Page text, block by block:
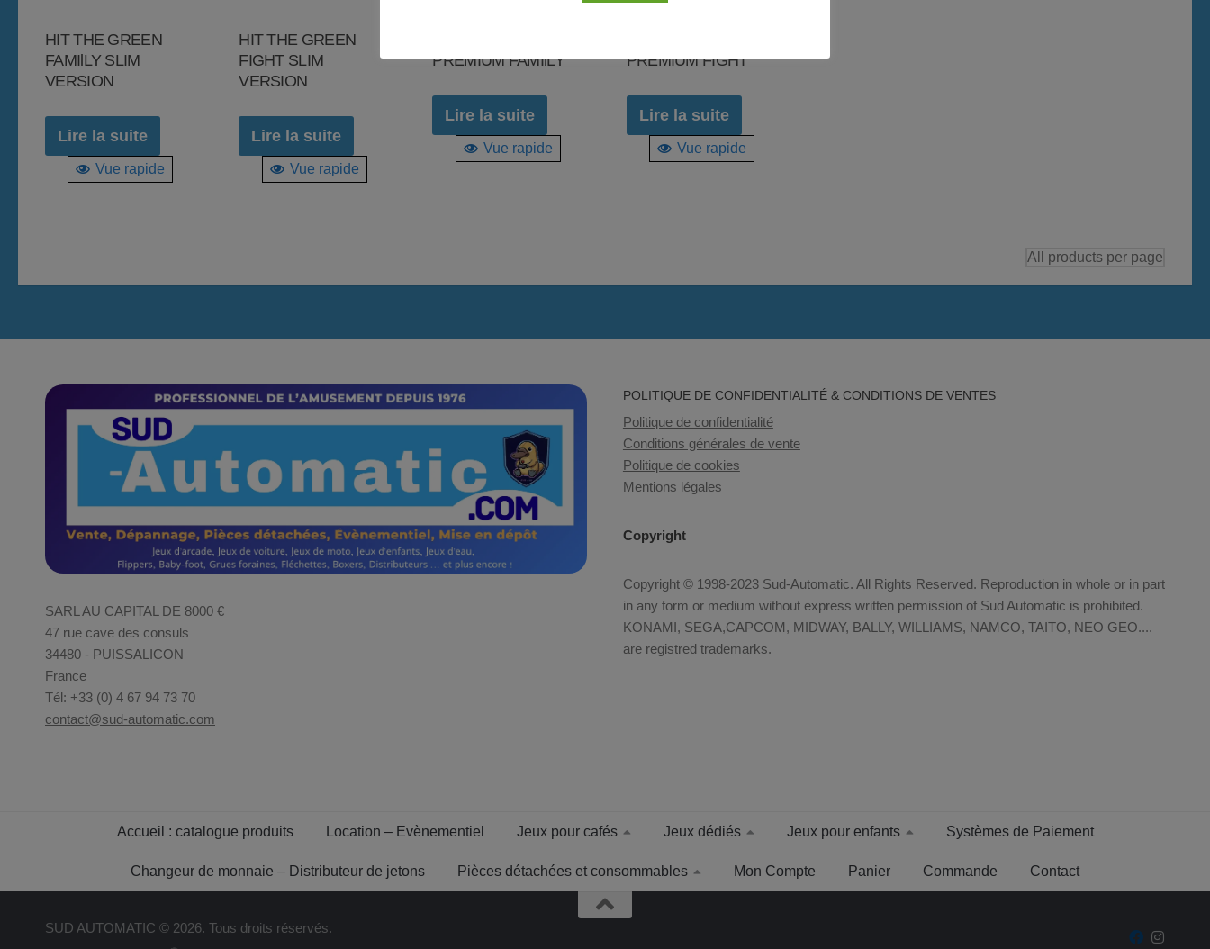
HIT THE GREEN
FAMIlLY SLIM
VERSION
Lire la suite
Vue rapide
HIT THE GREEN
FIGHT SLIM
VERSION
Lire la suite
Vue rapide
PREMIUM FAMIlLY
Lire la suite
Vue rapide
PREMIUM FIGHT
Lire la suite
Vue rapide
SARL AU CAPITAL DE 8000 €
47 rue cave des consuls
34480 - PUISSALICON
France
Tél: +33 (0) 4 67 94 73 70
contact@sud-automatic.com
POLITIQUE DE CONFIDENTIALITÉ & CONDITIONS DE VENTES
Politique de confidentialité
Conditions générales de vente
Politique de cookies
Mentions légales
Copyright
Copyright © 1998-2023 Sud-Automatic. All Rights Reserved. Reproduction in whole or in part
in any form or medium without express written permission of Sud Automatic is prohibited.
KONAMI, SEGA,CAPCOM, MIDWAY, BALLY, WILLIAMS, NAMCO, TAITO, NEO GEO....
are registred trademarks.
Accueil : catalogue produits Location – Evènementiel Jeux pour cafés Jeux dédiés Jeux pour enfants Systèmes de Paiement
Changeur de monnaie – Distributeur de jetons Pièces détachées et consommables Mon Compte Panier Commande Contact
SUD AUTOMATIC © 2026. Tous droits réservés.